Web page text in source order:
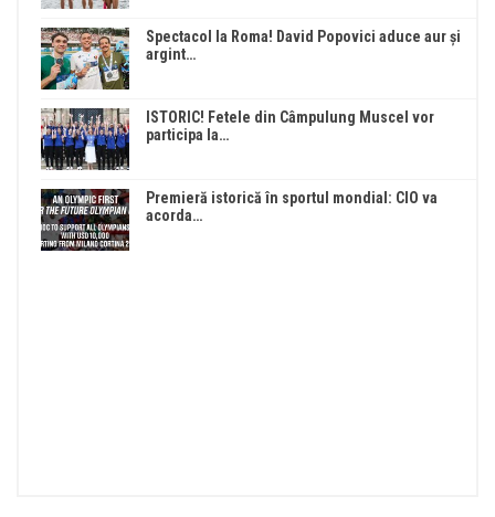
Spectacol la Roma! David Popovici aduce aur și
argint…
ISTORIC! Fetele din Câmpulung Muscel vor
participa la…
Premieră istorică în sportul mondial: CIO va
acorda…